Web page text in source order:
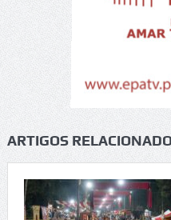
ARTIGOS